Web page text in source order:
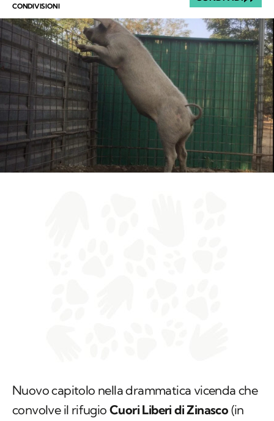
CONDIVISIONI
Nuovo capitolo nella drammatica vicenda che
convolve il rifugio Cuori Liberi di Zinasco (in